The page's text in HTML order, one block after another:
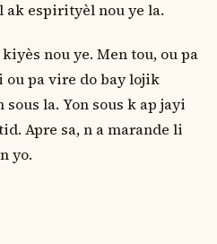
ak espirityѐl nou ye la.
nou ye. Men tou, ou pa
ou pa vire do bay lojik
la. Yon sous k ap jayi
Apre sa, n a marande li
yo.